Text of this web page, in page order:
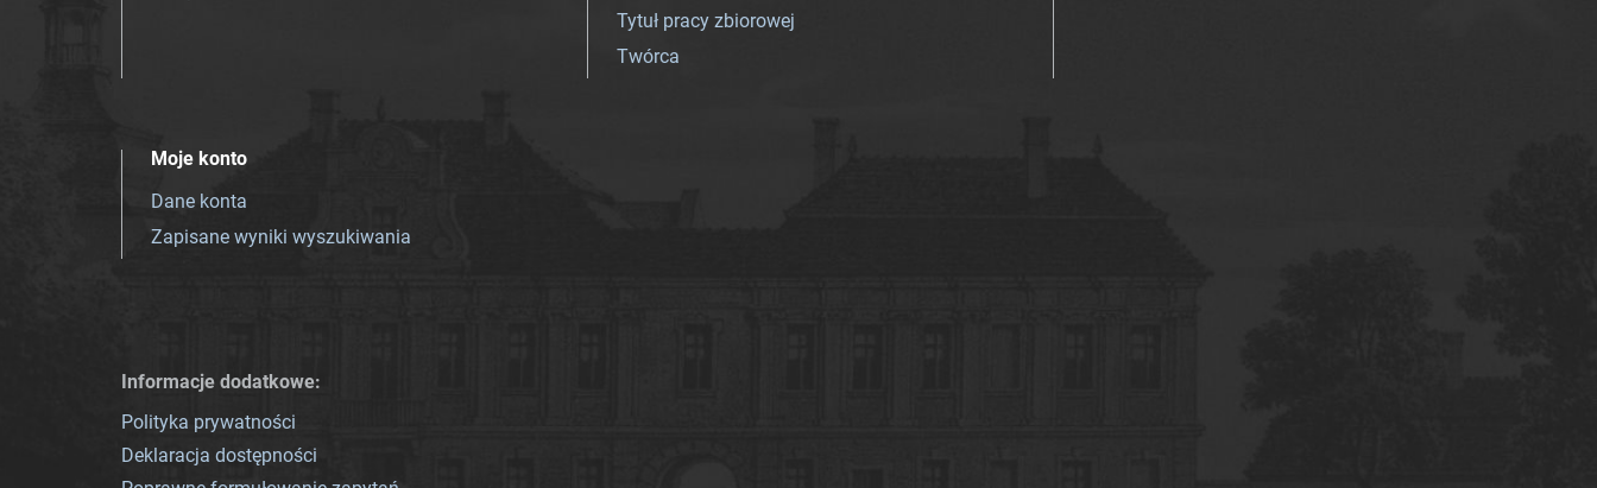
Tytuł pracy zbiorowej
Twórca
Moje konto
Dane konta
Zapisane wyniki wyszukiwania
Informacje dodatkowe:
Polityka prywatności
Deklaracja dostępności